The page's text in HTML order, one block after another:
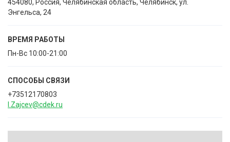
454080, Россия, Челябинская область, Челябинск, ул.
Энгельса, 24
ВРЕМЯ РАБОТЫ
Пн-Вс 10:00-21:00
СПОСОБЫ CВЯЗИ
+73512170803
I.Zajcev@cdek.ru